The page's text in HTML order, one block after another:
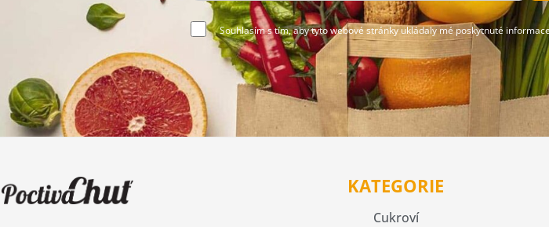
Souhlasím s tím, aby tyto webové stránky ukládaly mé poskytnuté
KATEGORIE
Cukroví